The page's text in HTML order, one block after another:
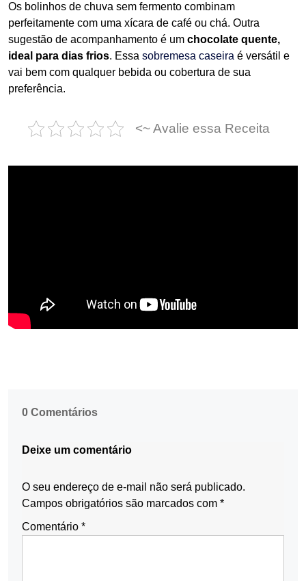
Os bolinhos de chuva sem fermento combinam
perfeitamente com uma xícara de café ou chá. Outra
sugestão de acompanhamento é um chocolate quente,
ideal para dias frios. Essa sobremesa caseira é versátil e
vai bem com qualquer bebida ou cobertura de sua
preferência.
<~ Avalie essa Receita
0 Comentários
Deixe um comentário
O seu endereço de e-mail não será publicado.
Campos obrigatórios são marcados com *
Comentário *